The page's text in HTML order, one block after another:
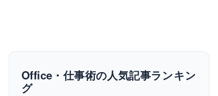
Office・仕事術の人気記事ランキン
グ